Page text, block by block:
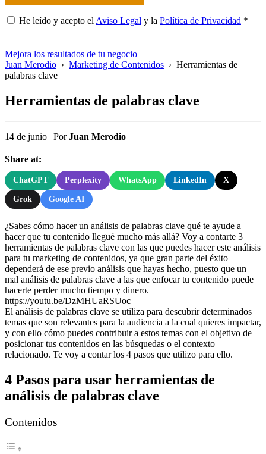
He leído y acepto el Aviso Legal y la Política de Privacidad *
Mejora los resultados de tu negocio
Juan Merodio › Marketing de Contenidos › Herramientas de
palabras clave
Herramientas de palabras clave
14 de junio | PorJuan Merodio
Share at:
ChatGPT Perplexity WhatsApp LinkedIn X
Grok Google AI
¿Sabes cómo hacer un análisis de palabras clave qué te ayude a
hacer que tu contenido llegué mucho más allá? Voy a contarte 3
herramientas de palabras clave con las que puedes hacer este análisis
para tu marketing de contenidos, ya que gran parte del éxito
dependerá de ese previo análisis que hayas hecho, puesto que un
mal análisis de palabras clave a las que enfocar tu contenido puede
hacerte perder mucho tiempo y dinero.
https://youtu.be/DzMHUaRSUoc
El análisis de palabras clave se utiliza para descubrir determinados
temas que son relevantes para la audiencia a la cual quieres impactar,
y con ello cómo puedes contribuir a estos temas con el objetivo de
posicionar tus contenidos en las búsquedas o el contexto
relacionado. Te voy a contar los 4 pasos que utilizo para ello.
4 Pasos para usar herramientas de
análisis de palabras clave
Contenidos